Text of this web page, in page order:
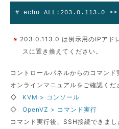
# echo ALL:203.0.113.0
※ 203.0.113.0 は例示用のIPアド
スに置き換えてください。
コントロールパネルからのコマン
オンラインマニュアルをご確認くだ
◇
KVM > コンソール
◇
OpenVZ > コマンド実行
コマンド実行後、SSH接続できま